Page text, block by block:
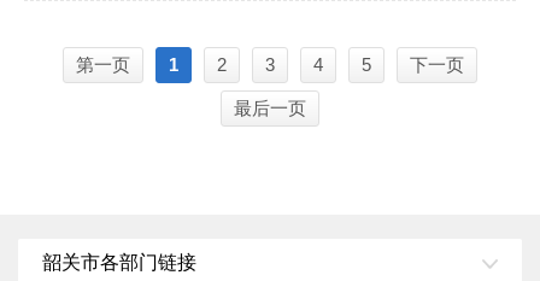
第一页 1 2 3 4 5 下一页
最后一页
韶关市各部门链接